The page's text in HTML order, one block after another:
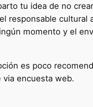
tu idea de no
responsable
momento y el
es poco
via encuesta web.